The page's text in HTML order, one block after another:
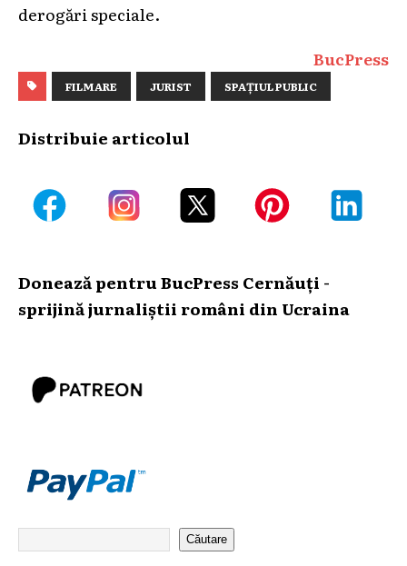
derogări speciale.
BucPress
FILMARE JURIST SPAȚIUL PUBLIC
Distribuie articolul
Donează pentru BucPress Cernăuți -
sprijină jurnaliștii români din Ucraina
Căutare